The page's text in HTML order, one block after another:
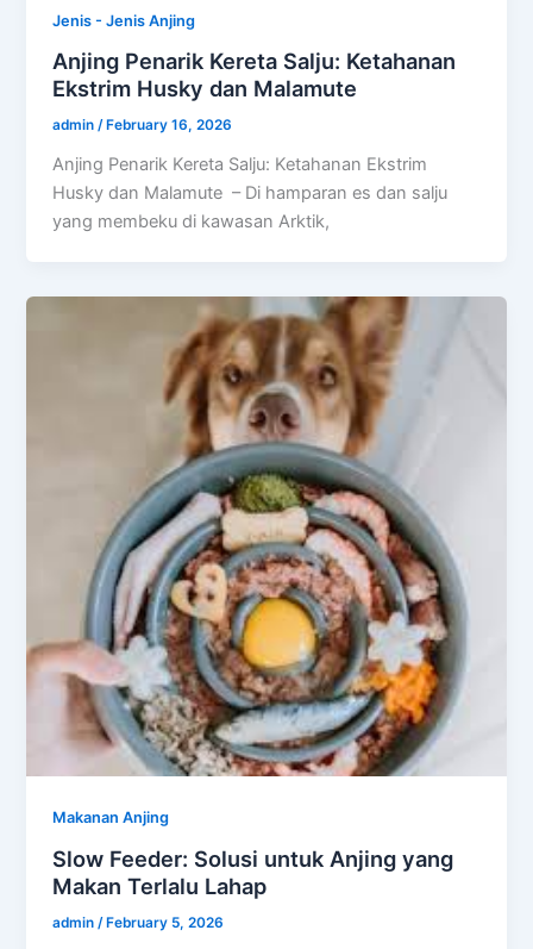
Jenis - Jenis Anjing
Anjing Penarik Kereta Salju: Ketahanan
Ekstrim Husky dan Malamute
admin/ February 16, 2026
Anjing Penarik Kereta Salju: Ketahanan Ekstrim
Husky dan Malamute – Di hamparan es dan salju
yang membeku di kawasan Arktik,
Makanan Anjing
Slow Feeder: Solusi untuk Anjing yang
Makan Terlalu Lahap
admin/February 5, 2026